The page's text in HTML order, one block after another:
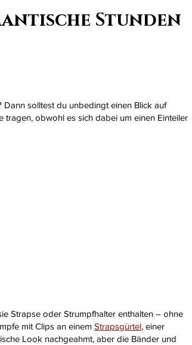
Stunden
solltest du unbedingt einen Blick auf
tragen, obwohl es sich dabei um einen Einteiler
Strapse oder Strumpfhalter enthalten – ohne
mit Clips an einem Strapsgürtel, einer
Look nachgeahmt, aber die Bänder und